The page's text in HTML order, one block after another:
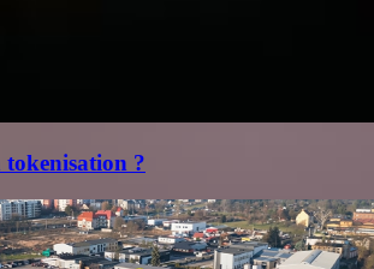
tokenisation ?